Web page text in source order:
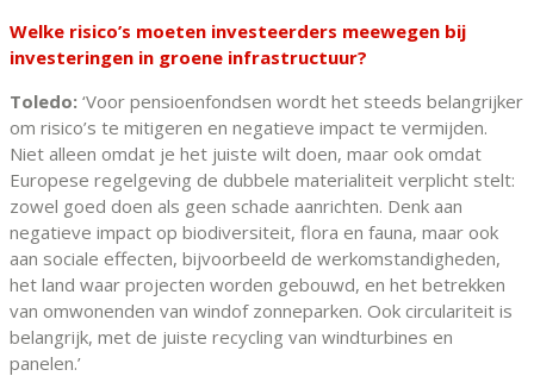
Welke risico’s moeten investeerders meewegen bij
investeringen in groene infrastructuur?
Toledo: ‘Voor pensioenfondsen wordt het steeds belangrijker
om risico’s te mitigeren en negatieve impact te vermijden.
Niet alleen omdat je het juiste wilt doen, maar ook omdat
Europese regelgeving de dubbele materialiteit verplicht stelt:
zowel goed doen als geen schade aanrichten. Denk aan
negatieve impact op biodiversiteit, flora en fauna, maar ook
aan sociale effecten, bijvoorbeeld de werkomstandigheden,
het land waar projecten worden gebouwd, en het betrekken
van omwonenden van windof zonneparken. Ook circulariteit is
belangrijk, met de juiste recycling van windturbines en
panelen.’